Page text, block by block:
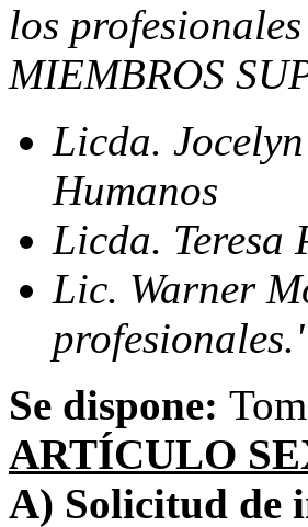
los profesionales
MIEMBROS
Licda.
Humanos
Licda.
Lic. Warner
Se dispone:
ARTÍCULO
A) Solicitud de